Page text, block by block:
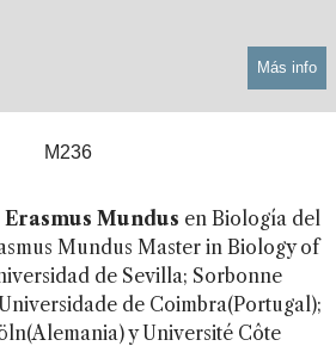
Más info
M236
Erasmus Mundus en Biología del
Mundus Master in Biology of
de Sevilla; Sorbonne
de Coimbra(Portugal);
y Université Côte